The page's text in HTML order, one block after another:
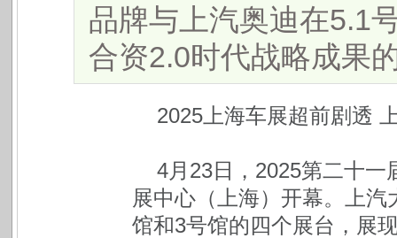
品牌与上汽奥迪在5.1
合资2.0时代战略成果
2025上海车展超前剧透
4月23日，2025第二十
展中心（上海）开幕。上
馆和3号馆的四个展台，展